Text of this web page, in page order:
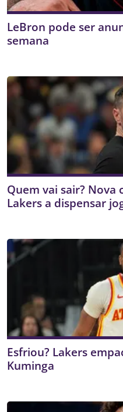
LeBron pode ser
semana
Quem vai sair?
Lakers a dispensar
Esfriou? Lakers
Kuminga